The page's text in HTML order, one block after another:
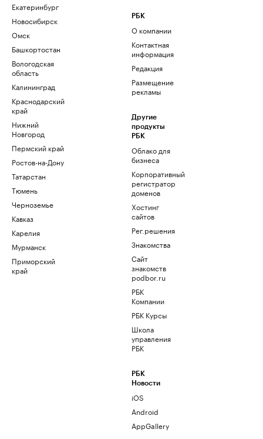
Екатеринбург
Новосибирск
Омск
Башкортостан
Вологодская
область
Калининград
Краснодарский
край
Нижний
Новгород
Пермский край
Ростов-на-Дону
Татарстан
Тюмень
Черноземье
Кавказ
Карелия
Мурманск
Приморский
край
РБК
О компании
Контактная
информация
Редакция
Размещение
рекламы
Другие
продукты
РБК
Облако для
бизнеса
Корпоративный
регистратор
доменов
Хостинг
сайтов
Рег.решения
Знакомства
Сайт
знакомств
podbor.ru
РБК
Компании
РБК Курсы
Школа
управления
РБК
РБК
Новости
iOS
Android
AppGallery